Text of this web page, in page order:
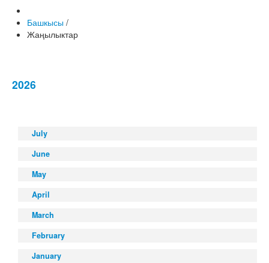
Башкысы /
Жаңылыктар
2026
July
June
May
April
March
February
January